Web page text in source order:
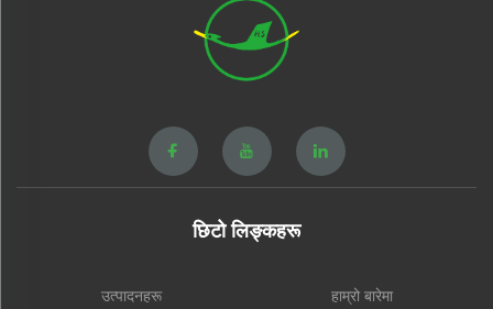
छिटो लिङ्कहरू
उत्पादनहरू हाम्रो बारेमा